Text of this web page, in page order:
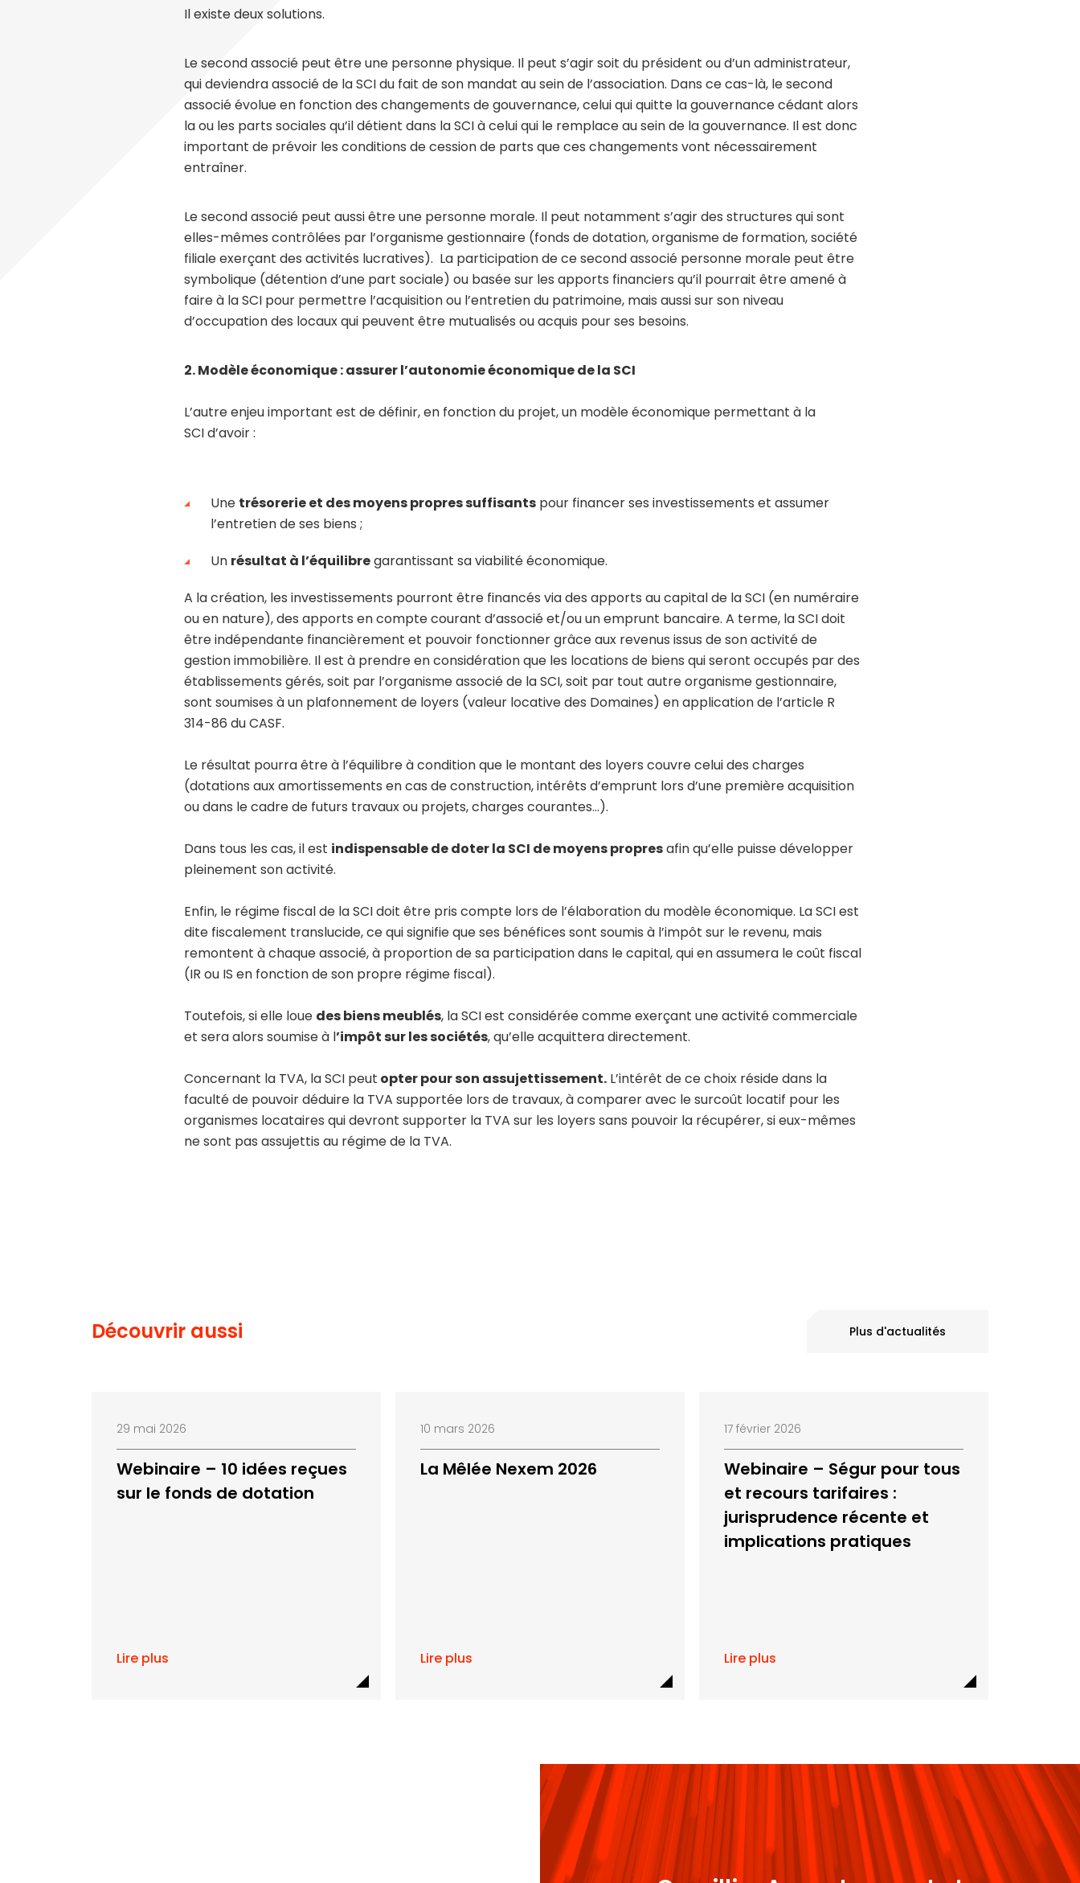
Il existe deux solutions.
Le second associé peut être une personne physique. Il peut s’agir soit du président ou d’un administrateur,
qui deviendra associé de la SCI du fait de son mandat au sein de l’association. Dans ce cas-là, le second
associé évolue en fonction des changements de gouvernance, celui qui quitte la gouvernance cédant alors
la ou les parts sociales qu’il détient dans la SCI à celui qui le remplace au sein de la gouvernance. Il est donc
important de prévoir les conditions de cession de parts que ces changements vont nécessairement
entraîner.
Le second associé peut aussi être une personne morale. Il peut notamment s’agir des structures qui sont
elles-mêmes contrôlées par l’organisme gestionnaire (fonds de dotation, organisme de formation, société
filiale exerçant des activités lucratives). La participation de ce second associé personne morale peut être
symbolique (détention d’une part sociale) ou basée sur les apports financiers qu’il pourrait être amené à
faire à la SCI pour permettre l’acquisition ou l’entretien du patrimoine, mais aussi sur son niveau
d’occupation des locaux qui peuvent être mutualisés ou acquis pour ses besoins.
2. Modèle économique : assurer l’autonomie économique de la SCI
L’autre enjeu important est de définir, en fonction du projet, un modèle économique permettant à la
SCI d’avoir :
Une trésorerie et des moyens propres suffisants pour financer ses investissements et assumer
l’entretien de ses biens ;
Un résultat à l’équilibregarantissant sa viabilité économique.
A la création, les investissements pourront être financés via des apports au capital de la SCI (en numéraire
ou en nature), des apports en compte courant d’associé et/ou un emprunt bancaire. A terme, la SCI doit
être indépendante financièrement et pouvoir fonctionner grâce aux revenus issus de son activité de
gestion immobilière. Il est à prendre en considération que les locations de biens qui seront occupés par des
établissements gérés, soit par l’organisme associé de la SCI, soit par tout autre organisme gestionnaire,
sont soumises à un plafonnement de loyers (valeur locative des Domaines) en application de l’article R
314-86 du CASF.
Le résultat pourra être à l’équilibre à condition que le montant des loyers couvre celui des charges
(dotations aux amortissements en cas de construction, intérêts d’emprunt lors d’une première acquisition
ou dans le cadre de futurs travaux ou projets, charges courantes…).
Dans tous les cas, il est indispensable de doter la SCI de moyens propresafin qu’elle puisse développer
pleinement son activité.
Enfin, le régime fiscal de la SCI doit être pris compte lors de l’élaboration du modèle économique. La SCI est
dite fiscalement translucide, ce qui signifie que ses bénéfices sont soumis à l’impôt sur le revenu, mais
remontent à chaque associé, à proportion de sa participation dans le capital, qui en assumera le coût fiscal
(IR ou IS en fonction de son propre régime fiscal).
Toutefois, si elle loue des biens meublés, la SCI est considérée comme exerçant une activité commerciale
et sera alors soumise à l’impôt sur les sociétés, qu’elle acquittera directement.
Concernant la TVA, la SCI peut opter pour son assujettissement. L’intérêt de ce choix réside dans la
faculté de pouvoir déduire la TVA supportée lors de travaux, à comparer avec le surcoût locatif pour les
organismes locataires qui devront supporter la TVA sur les loyers sans pouvoir la récupérer, si eux-mêmes
ne sont pas assujettis au régime de la TVA.
Découvrir aussi Plus d'actualités
29 mai 2026
Webinaire – 10 idées reçues
sur le fonds de dotation
Lire plus
10 mars 2026
La Mêlée Nexem 2026
Lire plus
17 février 2026
Webinaire – Ségur pour tous
et recours tarifaires :
jurisprudence récente et
implications pratiques
Lire plus